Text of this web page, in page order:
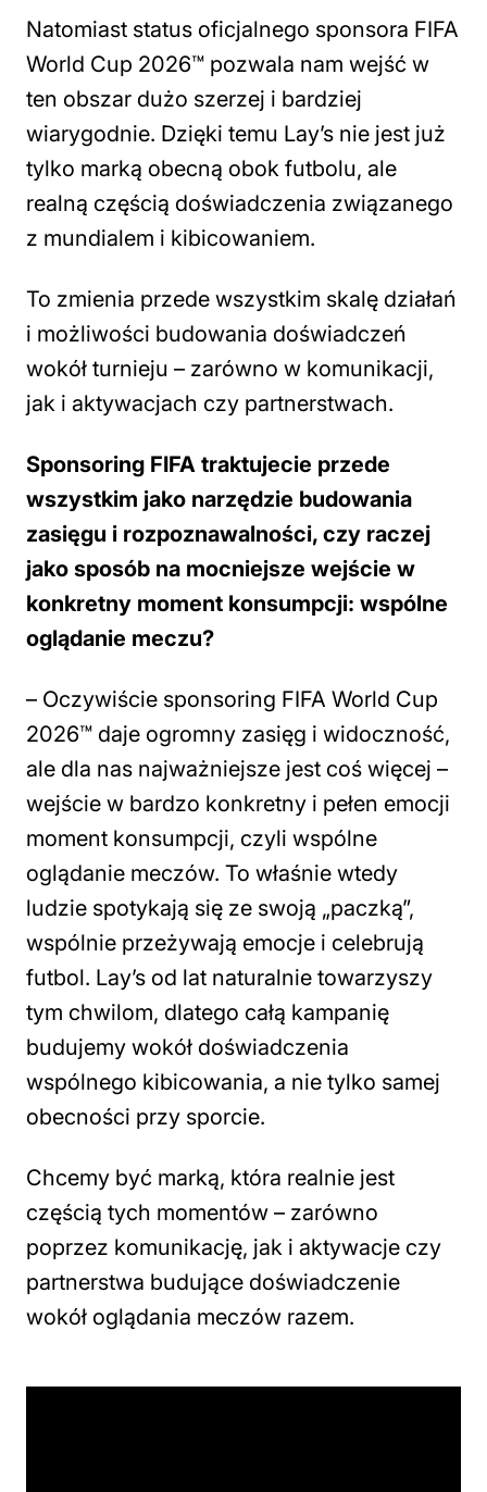
Natomiast status oficjalnego sponsora FIFA
World Cup 2026™ pozwala nam wejść w
ten obszar dużo szerzej i bardziej
wiarygodnie. Dzięki temu Lay’s nie jest już
tylko marką obecną obok futbolu, ale
realną częścią doświadczenia związanego
z mundialem i kibicowaniem.
To zmienia przede wszystkim skalę działań
i możliwości budowania doświadczeń
wokół turnieju – zarówno w komunikacji,
jak i aktywacjach czy partnerstwach.
Sponsoring FIFA traktujecie przede
wszystkim jako narzędzie budowania
zasięgu i rozpoznawalności, czy raczej
jako sposób na mocniejsze wejście w
konkretny moment konsumpcji: wspólne
oglądanie meczu?
– Oczywiście sponsoring FIFA World Cup
2026™ daje ogromny zasięg i widoczność,
ale dla nas najważniejsze jest coś więcej –
wejście w bardzo konkretny i pełen emocji
moment konsumpcji, czyli wspólne
oglądanie meczów. To właśnie wtedy
ludzie spotykają się ze swoją „paczką”,
wspólnie przeżywają emocje i celebrują
futbol. Lay’s od lat naturalnie towarzyszy
tym chwilom, dlatego całą kampanię
budujemy wokół doświadczenia
wspólnego kibicowania, a nie tylko samej
obecności przy sporcie.
Chcemy być marką, która realnie jest
częścią tych momentów – zarówno
poprzez komunikację, jak i aktywacje czy
partnerstwa budujące doświadczenie
wokół oglądania meczów razem.